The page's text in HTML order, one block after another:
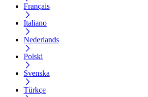
Français
Italiano
Nederlands
Polski
Svenska
Türkçe